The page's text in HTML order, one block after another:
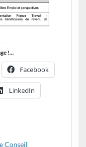
!...
Facebook
LinkedIn
Conseil